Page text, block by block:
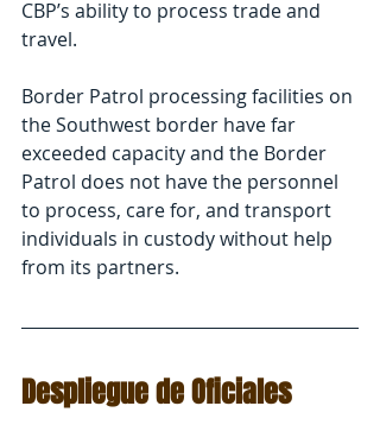
CBP’s ability to process trade and
travel.
Border Patrol processing facilities on
the Southwest border have far
exceeded capacity and the Border
Patrol does not have the personnel
to process, care for, and transport
individuals in custody without help
from its partners.
Despliegue de Oficiales